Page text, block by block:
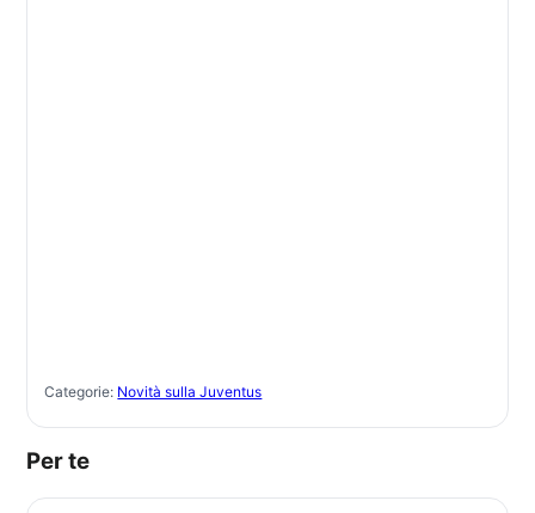
Categorie: Novità sulla Juventus
Per te